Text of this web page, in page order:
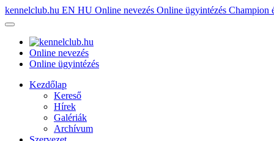
kennelclub.hu EN HU Online nevezés Online ügyintézés Champion
Online nevezés
Online ügyintézés
Kezdőlap
Kereső
Hírek
Galériák
Archívum